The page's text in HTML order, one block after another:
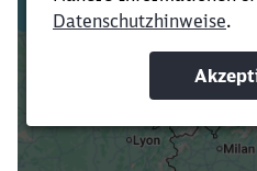
Verkürze die Ladezeit,
oder Filter
Filter